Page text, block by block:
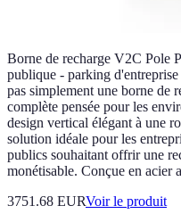
Borne de recharge V2C Pole
publique - parking
pas simplement une borne de
complète pensée pour les
design vertical élégant à une
solution idéale pour les
publics souhaitant offrir une
monétisable. Conçue en acier
3751.68 EURVoir le produit